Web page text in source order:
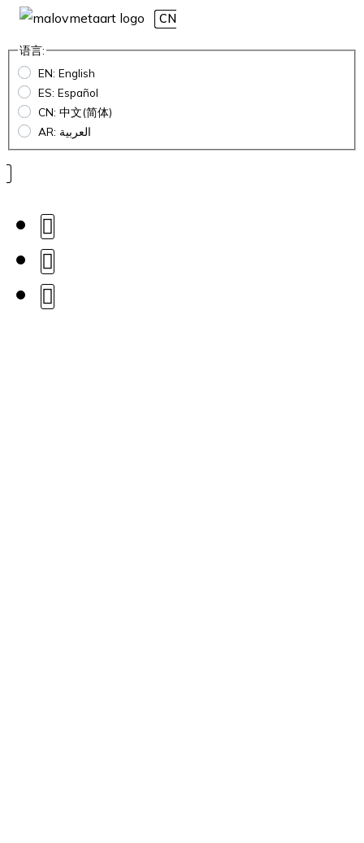
CN
语言:
EN: English
ES: Español
CN: 中文(简体)
AR: العربية